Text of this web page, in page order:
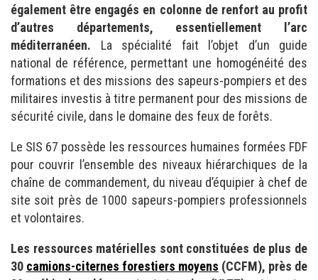
également être engagés en colonne de renfort au profit
d’autres départements, essentiellement l’arc
méditerranéen. La spécialité fait l’objet d’un guide
national de référence, permettant une homogénéité des
formations et des missions des sapeurs-pompiers et des
militaires investis à titre permanent pour des missions de
sécurité civile, dans le domaine des feux de forêts.
Le SIS 67 possède les ressources humaines formées FDF
pour couvrir l’ensemble des niveaux hiérarchiques de la
chaîne de commandement, du niveau d’équipier à chef de
site soit près de 1000 sapeurs-pompiers professionnels
et volontaires.
Les ressources matérielles sont constituées de plus de
30 camions-citernes forestiers moyens (CCFM), près de